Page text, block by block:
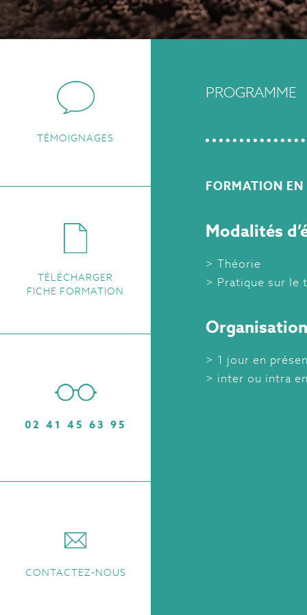
TÉMOIGNAGES
TÉLÉCHARGER
FICHE FORMATION
02 41 45 63 95
CONTACTEZ-NOUS
PROGRAMME
FORMATION EN
Modalités
Théorie
Pratique sur le
1 jour en
inter ou intra